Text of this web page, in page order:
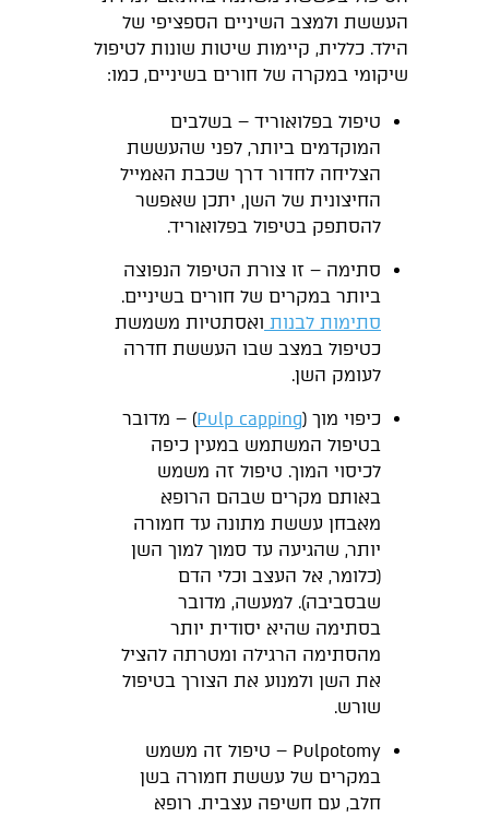
העששת ולמצב השיניים הספציפי של
הילד. כללית, קיימות שיטות שונות לטיפול
שיקומי במקרה של חורים בשיניים, כמו:
טיפול בפלואוריד – בשלבים
המוקדמים ביותר, לפני שהעששת
הצליחה לחדור דרך שכבת האמייל
החיצונית של השן, יתכן שאפשר
להסתפק בטיפול בפלואוריד.
סתימה – זו צורת הטיפול הנפוצה
ביותר במקרים של חורים בשיניים.
סתימות לבנות ואסתטיות משמשת
כטיפול במצב שבו העששת חדרה
לעומק השן.
כיפוי מוך (Pulp capping) – מדובר
בטיפול המשתמש במעין כיפה
לכיסוי המוך. טיפול זה משמש
באותם מקרים שבהם הרופא
מאבחן עששת מתונה עד חמורה
יותר, שהגיעה עד סמוך למוך השן
(כלומר, אל העצב וכלי הדם
שבסביבה). למעשה, מדובר
בסתימה שהיא יסודית יותר
מהסתימה הרגילה ומטרתה להציל
את השן ולמנוע את הצורך בטיפול
שורש.
Pulpotomy – טיפול זה משמש
במקרים של עששת חמורה בשן
חלב, עם חשיפה עצבית. רופא